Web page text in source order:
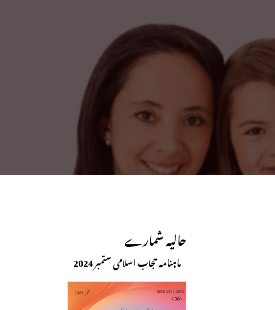
حالیہ شمارے
ماہنامہ حجاب اسلامی ستمبر 2024